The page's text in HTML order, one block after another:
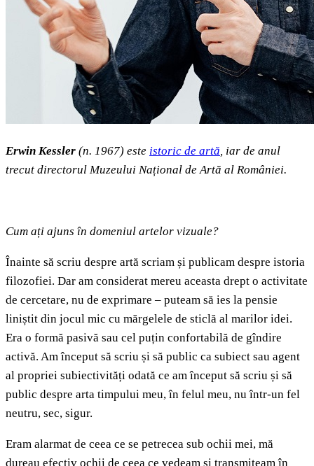
Erwin Kessler (n. 1967) este istoric de artă, iar de anul
trecut directorul Muzeului Național de Artă al României.
Cum ați ajuns în domeniul artelor vizuale?
Înainte să scriu despre artă scriam și publicam despre istoria
filozofiei. Dar am considerat mereu aceasta drept o activitate
de cercetare, nu de exprimare – puteam să ies la pensie
liniștit din jocul mic cu mărgelele de sticlă al marilor idei.
Era o formă pasivă sau cel puțin confortabilă de gîndire
activă. Am început să scriu și să public ca subiect sau agent
al propriei subiectivități odată ce am început să scriu și să
public despre arta timpului meu, în felul meu, nu într-un fel
neutru, sec, sigur.
Eram alarmat de ceea ce se petrecea sub ochii mei, mă
dureau efectiv ochii de ceea ce vedeam și transmiteam în